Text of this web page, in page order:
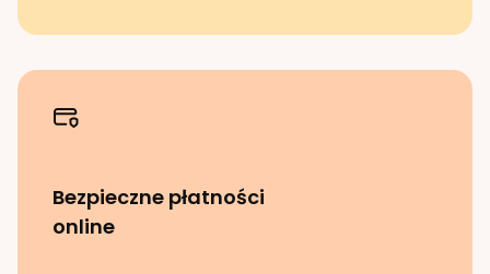
Bezpieczne płatności
online